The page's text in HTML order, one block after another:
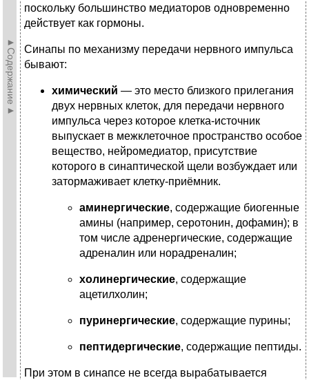
►Содержание►
поскольку большинство медиаторов одновременно
действует как гормоны.
Синапы по механизму передачи нервного импульса
бывают:
химический — это место близкого прилегания
двух нервных клеток, для передачи нервного
импульса через которое клетка-источник
выпускает в межклеточное пространство особое
вещество, нейромедиатор, присутствие
которого в синаптической щели возбуждает или
затормаживает клетку-приёмник.
аминергические, содержащие биогенные
амины (например, серотонин, дофамин); в
том числе адренергические, содержащие
адреналин или норадреналин;
холинергические, содержащие
ацетилхолин;
пуринергические, содержащие пурины;
пептидергические, содержащие пептиды.
При этом в синапсе не всегда вырабатывается